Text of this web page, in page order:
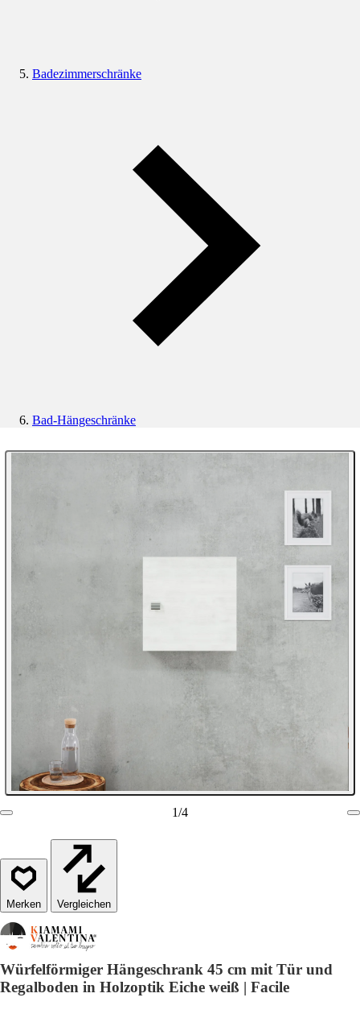
Badezimmerschränke
Bad-Hängeschränke
1/4
Vergleichen
Würfelförmiger Hängeschrank 45 cm mit Tür und
Regalboden in Holzoptik Eiche weiß | Facile